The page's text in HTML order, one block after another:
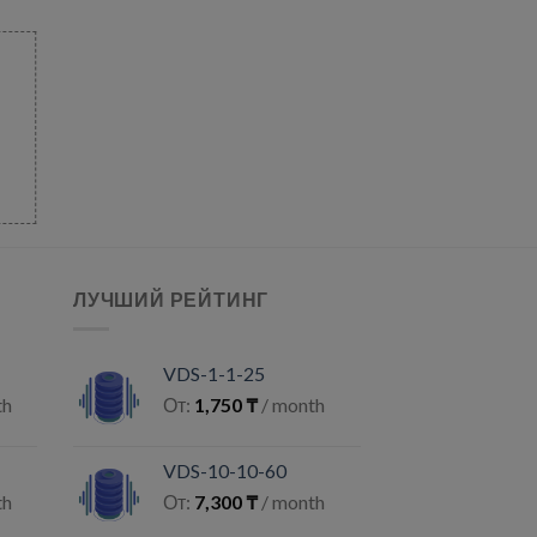
ЛУЧШИЙ РЕЙТИНГ
VDS-1-1-25
От: 1,750₸ / month
VDS-10-10-60
От: 7,300₸ / month